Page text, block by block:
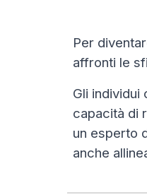
Per
affronti le
Gli
capacità di
un esperto
anche